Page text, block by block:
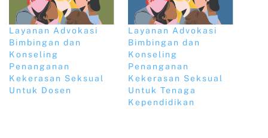
Layanan Advokasi
Bimbingan dan
Konseling
Penanganan
Kekerasan Seksual
Untuk Dosen
Layanan Advokasi
Bimbingan dan
Konseling
Penanganan
Kekerasan Seksual
Untuk Tenaga
Kependidikan